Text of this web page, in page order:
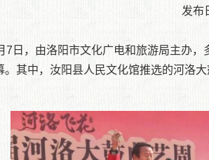
风貌
发布
7日，由洛阳市文化广电和旅游局主办
。其中，汝阳县人民文化馆推选的河洛